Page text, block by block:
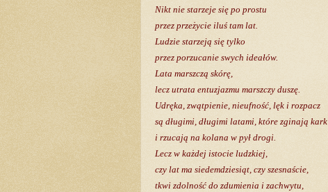
Nikt nie starzeje się po prostu
przez przeżycie iluś tam lat.
Ludzie starzeją się tylko
przez porzucanie swych ideałów.
Lata marszczą skórę,
lecz utrata entuzjazmu marszczy duszę.
Udręka, zwątpienie, nieufność, lęk i rozpacz
są długimi, długimi latami, które zginają kark
i rzucają na kolana w pył drogi.
Lecz w każdej istocie ludzkiej,
czy lat ma siedemdziesiąt, czy szesnaście,
tkwi zdolność do zdumienia i zachwytu,